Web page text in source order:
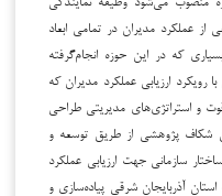
از عملکرد مدیران در تمامی ابعاد
که در این حوزه انجام‌گرفته
رویکرد ارزیابی عملکرد مدیران که
و استراتژی‌های مدیریتی طراحی
شکاف پژوهشی از طریق توسعه و
سازمانی جهت ارزیابی عملکرد
آذربایجان شرقی پیاده‌سازی و